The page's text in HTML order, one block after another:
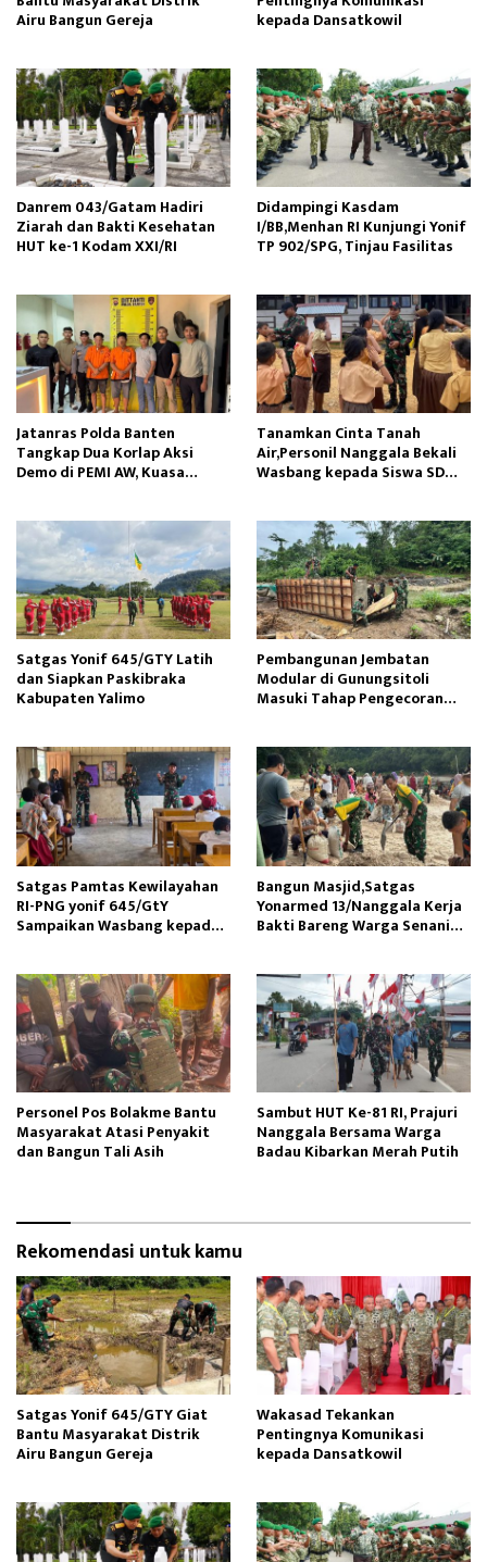
Airu Bangun Gereja ‎ kepada Dansatkowil
Danrem 043/Gatam Hadiri
Ziarah dan Bakti Kesehatan
HUT ke-1 Kodam XXI/RI
Didampingi Kasdam
I/BB,Menhan RI Kunjungi Yonif
TP 902/SPG, Tinjau Fasilitas
Jatanras Polda Banten
Tangkap Dua Korlap Aksi
Demo di PEMI AW, Kuasa
Tanamkan Cinta Tanah
Air,Personil Nanggala Bekali
Wasbang kepada Siswa SD
Satgas Yonif 645/GTY Latih
dan Siapkan Paskibraka
Kabupaten Yalimo
Pembangunan Jembatan
Modular di Gunungsitoli
Masuki Tahap Pengecoran
Satgas Pamtas Kewilayahan
RI-PNG yonif 645/GtY
Sampaikan Wasbang kepada
Bangun Masjid,Satgas
Yonarmed 13/Nanggala Kerja
Bakti Bareng Warga Senaning
Personel Pos Bolakme Bantu
Masyarakat Atasi Penyakit
dan Bangun Tali Asih
Sambut HUT Ke-81 RI, Prajuri
Nanggala Bersama Warga
Badau Kibarkan Merah Putih
Rekomendasi untuk kamu
Satgas Yonif 645/GTY Giat
Bantu Masyarakat Distrik
Airu Bangun Gereja ‎
Wakasad Tekankan
Pentingnya Komunikasi
kepada Dansatkowil